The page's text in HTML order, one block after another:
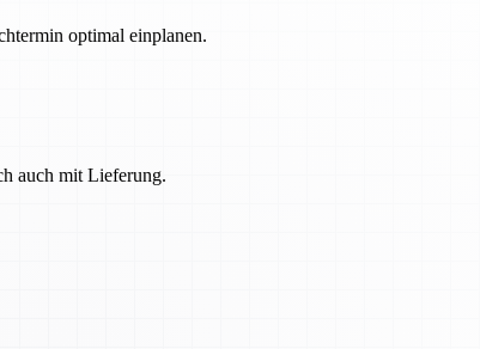
optimal einplanen.
auch mit Lieferung.